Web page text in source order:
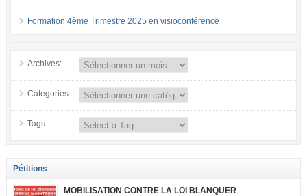
Formation 4ème Trimestre 2025 en visioconférence
Archives:
Categories:
Tags:
Pétitions
MOBILISATION CONTRE LA LOI BLANQUER